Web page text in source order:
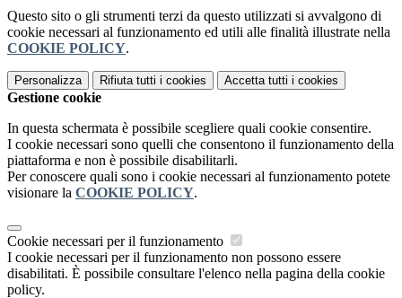
Questo sito o gli strumenti terzi da questo utilizzati si avvalgono di
cookie necessari al funzionamento ed utili alle finalità illustrate nella
COOKIE POLICY.
Personalizza Rifiuta tutti i cookies Accetta tutti i cookies
Gestione cookie
In questa schermata è possibile scegliere quali cookie consentire.
I cookie necessari sono quelli che consentono il funzionamento della
piattaforma e non è possibile disabilitarli.
Per conoscere quali sono i cookie necessari al funzionamento potete
visionare la COOKIE POLICY.
Cookie necessari per il funzionamento
I cookie necessari per il funzionamento non possono essere
disabilitati. È possibile consultare l'elenco nella pagina della cookie
policy.